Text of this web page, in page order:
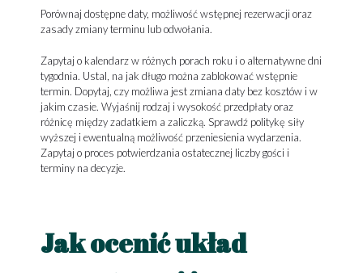
Porównaj dostępne daty, możliwość wstępnej rezerwacji oraz
zasady zmiany terminu lub odwołania.
Zapytaj o kalendarz w różnych porach roku i o alternatywne dni
tygodnia. Ustal, na jak długo można zablokować wstępnie
termin. Dopytaj, czy możliwa jest zmiana daty bez kosztów i w
jakim czasie. Wyjaśnij rodzaj i wysokość przedpłaty oraz
różnicę między zadatkiem a zaliczką. Sprawdź politykę siły
wyższej i ewentualną możliwość przeniesienia wydarzenia.
Zapytaj o proces potwierdzania ostatecznej liczby gości i
terminy na decyzje.
Jak ocenić układ